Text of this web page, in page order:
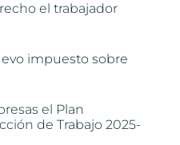
el trabajador
impuesto sobre
el Plan
de Trabajo 2025-